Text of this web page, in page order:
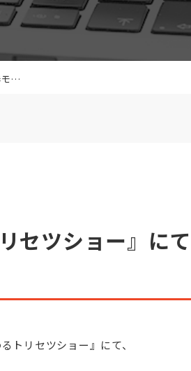
た
セツショー』に
トリセツショー』にて、